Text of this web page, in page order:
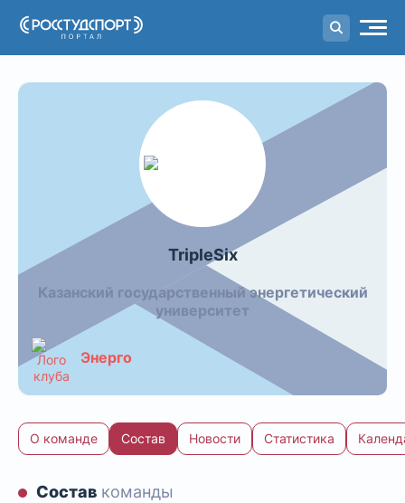
Порталстуденческого спорта
TripleSix
Казанский государственный энергетический
университет
Энерго
О команде Состав Новости Статистика
Состав команды